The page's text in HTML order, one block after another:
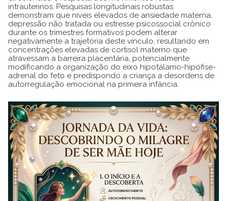
intrauterinos. Pesquisas longitudinais robustas
demonstram que níveis elevados de ansiedade materna,
depressão não tratada ou estresse psicossocial crônico
durante os trimestres formativos podem alterar
negativamente a trajetória deste vínculo, resultando em
concentrações elevadas de cortisol materno que
atravessam a barreira placentária, potencialmente
modificando a organização do eixo hipotálamo-hipófise-
adrenal do feto e predispondo a criança a desordens de
autorregulação emocional na primeira infância.